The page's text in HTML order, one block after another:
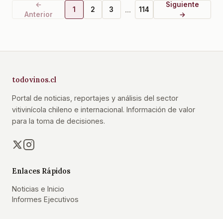
←
Anterior
1 2 3 ... 114
Siguiente
→
todovinos.cl
Portal de noticias, reportajes y análisis del sector
vitivinícola chileno e internacional. Información de valor
para la toma de decisiones.
Enlaces Rápidos
Noticias e Inicio
Informes Ejecutivos